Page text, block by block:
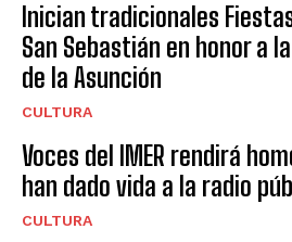
Inician tradicionales
San Sebastián en honor a
de la Asunción
CULTURA
Voces del IMER rendirá
han dado vida a la radio
CULTURA